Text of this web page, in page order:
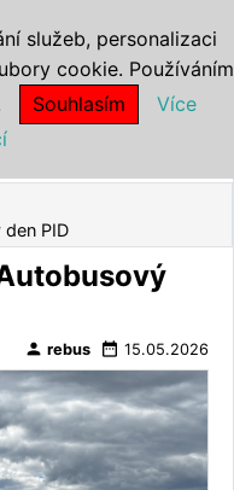
PID
person rebus date_range 15.05.2026
služeb, personalizaci
cookie. Používáním
Souhlasím
Více